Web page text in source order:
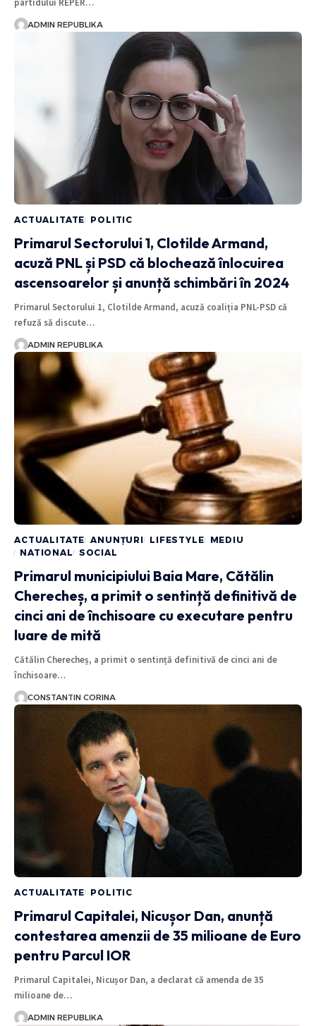
partidului REPER…
ADMIN REPUBLIKA
ACTUALITATE POLITIC
‎Primarul Sectorului 1, Clotilde Armand,
acuză PNL și PSD că blochează înlocuirea
ascensoarelor și anunță schimbări în 2024
Primarul Sectorului 1, Clotilde Armand, acuză coaliția PNL-PSD că
refuză să discute…
ADMIN REPUBLIKA
ACTUALITATE ANUNȚURI LIFESTYLE
MEDIU
NATIONAL SOCIAL
Primarul municipiului Baia Mare, Cătălin
Cherecheș, a primit o sentință definitivă de
cinci ani de închisoare cu executare pentru
luare de mită
Cătălin Cherecheș, a primit o sentință definitivă de cinci ani de
închisoare…
CONSTANTIN CORINA
ACTUALITATE POLITIC
Primarul Capitalei, Nicușor Dan, anunță
contestarea amenzii de 35 milioane de Euro
pentru Parcul IOR
Primarul Capitalei, Nicușor Dan, a declarat că amenda de 35
milioane de…
ADMIN REPUBLIKA